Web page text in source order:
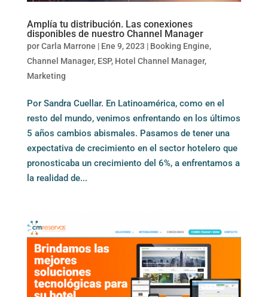
Amplía tu distribución. Las conexiones
disponibles de nuestro Channel Manager
porCarla Marrone | Ene 9, 2023 | Booking Engine,
Channel Manager, ESP, Hotel Channel Manager,
Marketing
Por Sandra Cuellar. En Latinoamérica, como en el
resto del mundo, venimos enfrentando en los últimos
5 años cambios abismales. Pasamos de tener una
expectativa de crecimiento en el sector hotelero que
pronosticaba un crecimiento del 6%, a enfrentamos a
la realidad de...